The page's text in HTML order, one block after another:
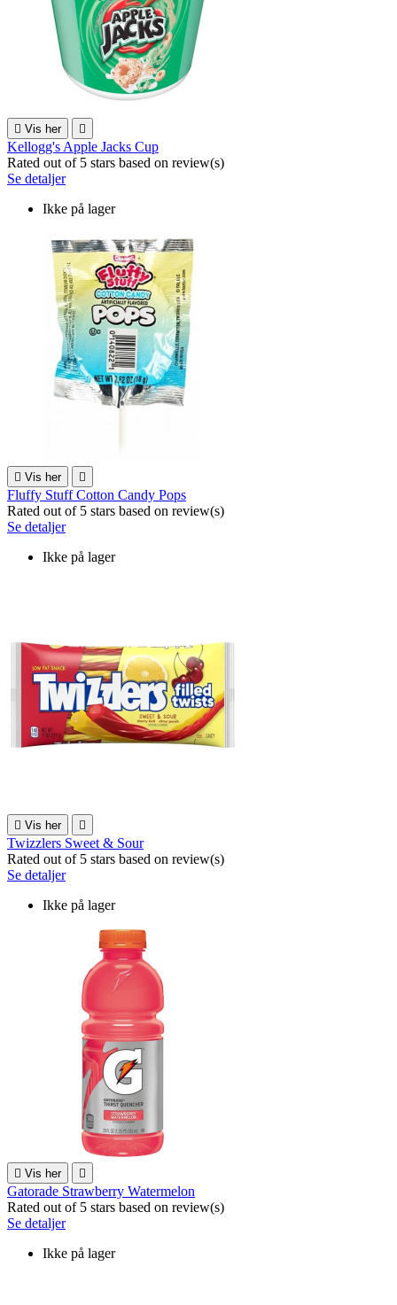
 Vis her 
Kellogg's Apple Jacks Cup
Rated out of 5 stars based on review(s)
Se detaljer
Ikke på lager
 Vis her 
Fluffy Stuff Cotton Candy Pops
Rated out of 5 stars based on review(s)
Se detaljer
Ikke på lager
 Vis her 
Twizzlers Sweet & Sour
Rated out of 5 stars based on review(s)
Se detaljer
Ikke på lager
 Vis her 
Gatorade Strawberry Watermelon
Rated out of 5 stars based on review(s)
Se detaljer
Ikke på lager